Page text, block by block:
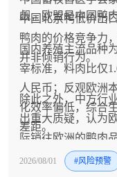
觑，欧盟是中国鸭
中国北京鸭低价出
鸭肉的价格竞争力
并非倾销行为。
国内养殖主流品种
宰标准，料肉比仅
人民币；反观欧洲
化效率偏低，综合
差距。
除此之外，中方行
出重大质疑，认为
际销往欧洲的鸭肉
2026/08/01 #风险预警